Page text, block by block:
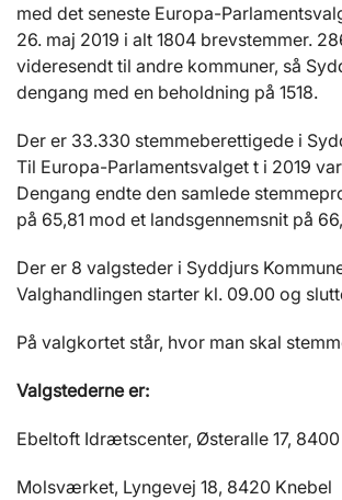
med det seneste Europa-
26. maj 2019 i alt 1804 brevstemmer.
videresendt til andre kommuner, så
dengang med en beholdning på 1518.
Der er 33.330 stemmeberettigede i
Til Europa-Parlamentsvalget t i 2019
Dengang endte den samlede
på 65,81 mod et landsgennemsnit på
Der er 8 valgsteder i Syddjurs
Valghandlingen starter kl. 09.00 og
På valgkortet står, hvor man skal
Valgstederne er:
Ebeltoft Idrætscenter, Østeralle 17,
Molsværket, Lyngevej 18, 8420 Knebel